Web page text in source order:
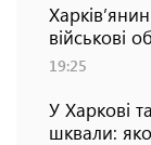
військові
19:25
У Харкові
шквали: